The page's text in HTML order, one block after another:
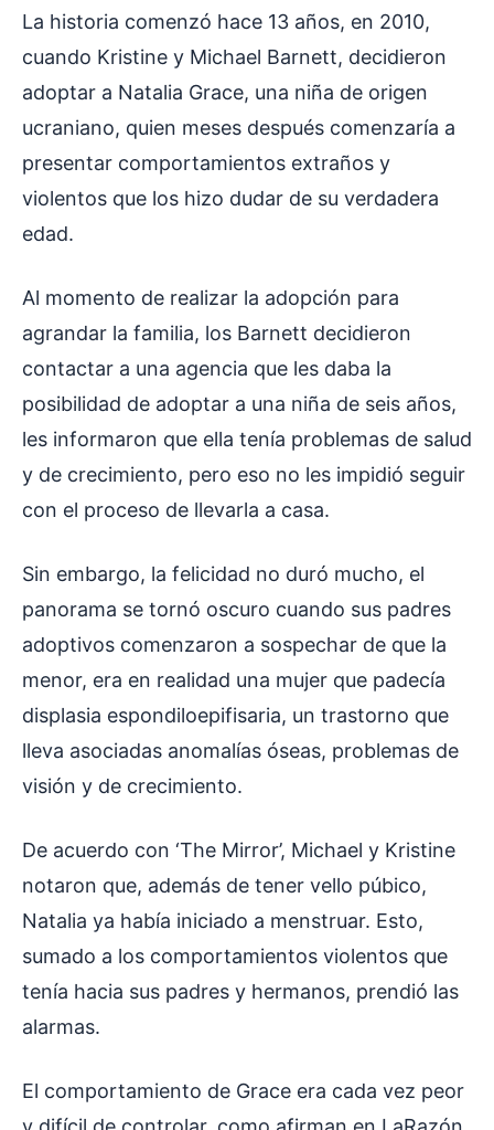
La historia comenzó hace 13 años, en 2010,
cuando Kristine y Michael Barnett, decidieron
adoptar a Natalia Grace, una niña de origen
ucraniano, quien meses después comenzaría a
presentar comportamientos extraños y
violentos que los hizo dudar de su verdadera
edad.
Al momento de realizar la adopción para
agrandar la familia, los Barnett decidieron
contactar a una agencia que les daba la
posibilidad de adoptar a una niña de seis años,
les informaron que ella tenía problemas de salud
y de crecimiento, pero eso no les impidió seguir
con el proceso de llevarla a casa.
Sin embargo, la felicidad no duró mucho, el
panorama se tornó oscuro cuando sus padres
adoptivos comenzaron a sospechar de que la
menor, era en realidad una mujer que padecía
displasia espondiloepifisaria, un trastorno que
lleva asociadas anomalías óseas, problemas de
visión y de crecimiento.
De acuerdo con ‘The Mirror’, Michael y Kristine
notaron que, además de tener vello púbico,
Natalia ya había iniciado a menstruar. Esto,
sumado a los comportamientos violentos que
tenía hacia sus padres y hermanos, prendió las
alarmas.
El comportamiento de Grace era cada vez peor